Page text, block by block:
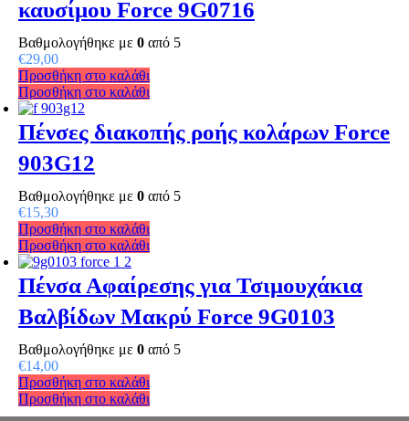
καυσίμου Force 9G0716
Βαθμολογήθηκε με 0 από 5
€29,00
Προσθήκη στο καλάθι
Προσθήκη στο καλάθι
Πένσες διακοπής ροής κολάρων Force
903G12
Βαθμολογήθηκε με 0 από 5
€15,30
Προσθήκη στο καλάθι
Προσθήκη στο καλάθι
Πένσα Αφαίρεσης για Τσιμουχάκια
Βαλβίδων Μακρύ Force 9G0103
Βαθμολογήθηκε με 0 από 5
€14,00
Προσθήκη στο καλάθι
Προσθήκη στο καλάθι